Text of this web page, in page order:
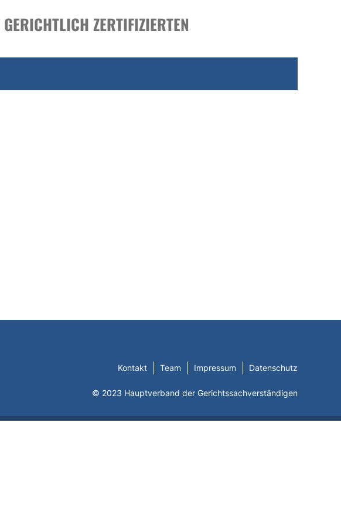
ZERTIFIZIERTEN
Kontakt Team Impressum Datenschutz
© 2023 Hauptverband der Gerichtssachverständigen